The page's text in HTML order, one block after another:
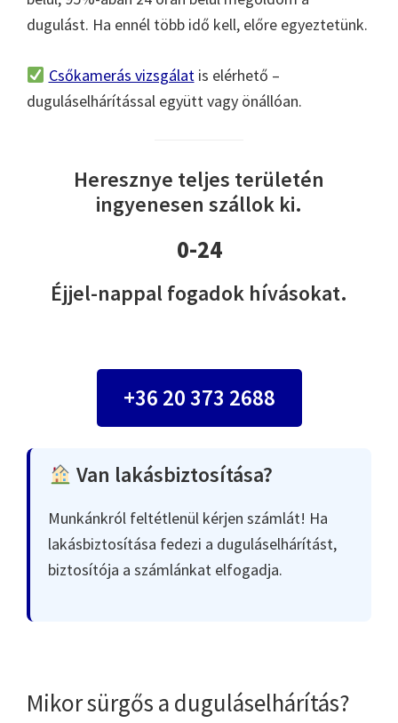
dugulást. Ha ennél több idő kell, előre egyeztetünk.
Csőkamerás vizsgálatis elérhető –
duguláselhárítással együtt vagy önállóan.
Heresznye teljes területén
ingyenesen szállok ki.
0-24
Éjjel-nappal fogadok hívásokat.
+36 20 373 2688
Van lakásbiztosítása?
Munkánkról feltétlenül kérjen számlát! Ha
lakásbiztosítása fedezi a duguláselhárítást,
biztosítója a számlánkat elfogadja.
Mikor sürgős a duguláselhárítás?